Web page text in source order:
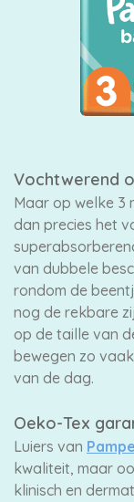
Vochtwerend
Maar op welke 3
dan precies het
van dubbele
rondom de
nog de rekbare
op de taille van
bewegen zo
van de dag.
Oeko-Tex
Luiers van
kwaliteit, maar
klinisch en